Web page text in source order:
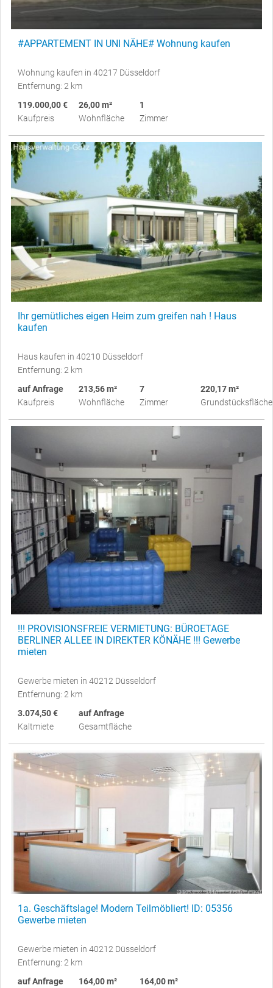
#APPARTEMENT IN UNI NÄHE# Wohnung kaufen
Wohnung kaufen in 40217 Düsseldorf
Entfernung: 2 km
119.000,00 €
Kaufpreis
26,00 m²
Wohnfläche
1
Zimmer
Ihr gemütliches eigen Heim zum greifen nah ! Haus
kaufen
Haus kaufen in 40210 Düsseldorf
Entfernung: 2 km
auf Anfrage
Kaufpreis
213,56 m²
Wohnfläche
7
Zimmer
220,17 m²
Grundstücksfläche
!!! PROVISIONSFREIE VERMIETUNG: BÜROETAGE
BERLINER ALLEE IN DIREKTER KÖNÄHE !!! Gewerbe
mieten
Gewerbe mieten in 40212 Düsseldorf
Entfernung: 2 km
3.074,50 €
Kaltmiete
auf Anfrage
Gesamtfläche
1a. Geschäftslage! Modern Teilmöbliert! ID: 05356
Gewerbe mieten
Gewerbe mieten in 40212 Düsseldorf
Entfernung: 2 km
auf Anfrage
164,00 m²
164,00 m²